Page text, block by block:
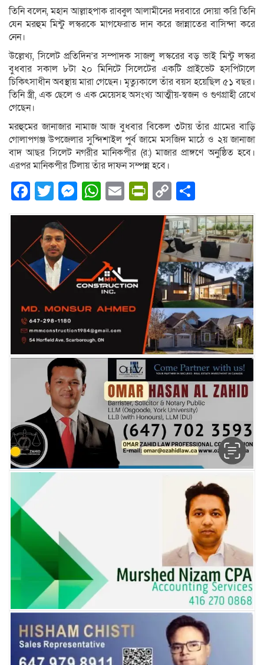
তিনি বলেন, মহান আল্লাহপাক রাব্বুল আলামীনের দরবারে দোয়া করি তিনি
যেন মরহুম মিন্টু লস্করকে মাগফেরাত দান করে জান্নাতের বাসিন্দা করে
নেন।
উল্লেখ্য, সিলেট প্রতিদিন’র সম্পাদক সাজলু লস্করের বড় ভাই মিন্টু লস্কর
বুধবার সকাল ৮টা ২০ মিনিটে সিলেটের একটি প্রাইভেট হসপিটালে
চিকিৎসাধীন অবস্থায় মারা গেছেন। মৃত্যুকালে তাঁর বয়স হয়েছিল ৫১ বছর।
তিনি স্ত্রী, এক ছেলে ও এক মেয়েসহ অসংখ্য আত্মীয়-স্বজন ও গুণগ্রাহী রেখে
গেছেন।
মরহুমের জানাজার নামাজ আজ বুধবার বিকেল ৩টায় তাঁর গ্রামের বাড়ি
গোলাপগঞ্জ উপজেলার সুন্দিশাইল পুর্ব জামে মসজিদ মাঠে ও ২য় জানাজা
বাদ আছর সিলেট নগরীর মানিকপীর (র:) মাজার প্রাঙ্গণে অনুষ্ঠিত হবে।
এরপর মানিকপীর টিলায় তাঁর দাফন সম্পন্ন হবে।
Facebook
Twitter
Messenger
WhatsApp
EmailPrintFriendly
Copy
Link